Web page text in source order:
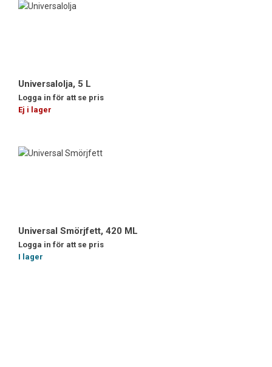
Universalolja, 5 L
Logga in för att se pris
Ej i lager
Universal Smörjfett, 420 ML
Logga in för att se pris
I lager